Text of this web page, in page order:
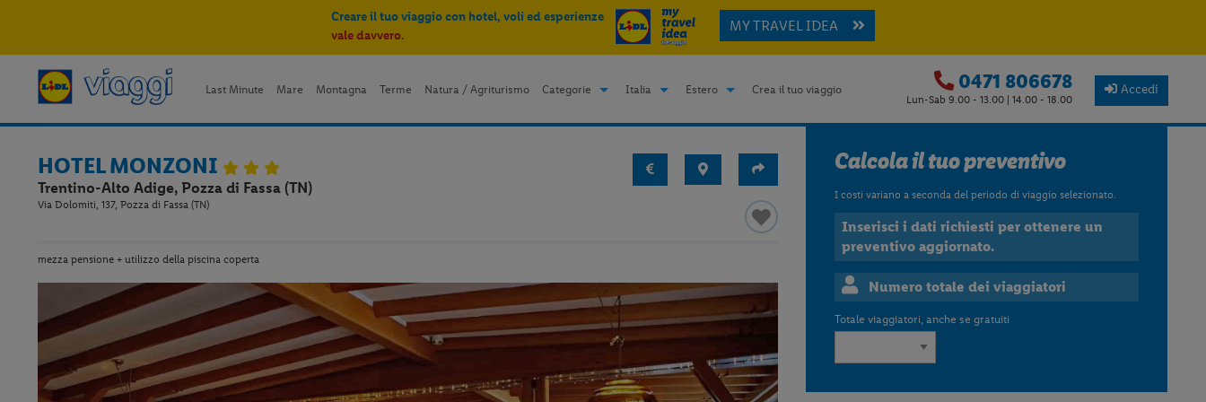
Creare il tuo viaggio con hotel, voli ed esperienze
vale davvero.
MY TRAVEL IDEA
Last Minute Mare Montagna Terme Natura / Agriturismo Categorie Italia Estero Crea il tuo viaggio 0471 806678
Lun-Sab 9.00 - 13.00 | 14.00 - 18.00
Accedi
HOTEL MONZONI
Trentino-Alto Adige, Pozza di Fassa (TN)
Via Dolomiti, 137, Pozza di Fassa (TN)
mezza pensione + utilizzo della piscina coperta
Calcola il tuo preventivo
I costi variano a seconda del periodo di viaggio selezionato.
Inserisci i dati richiesti per ottenere un
preventivo aggiornato.
Numero totale dei viaggiatori
Totale viaggiatori, anche se gratuiti